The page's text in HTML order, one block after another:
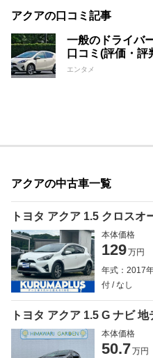
アクアの口コミ記事
一般のドライバ
口コミ(評価・評
エンタメ
アクアの中古車一覧
トヨタ アクア 1.5 クロスオ
本体価格
129万円
年式：2017
付
なし
トヨタ アクア 1.5 G ナビ
本体価格
50.7万円